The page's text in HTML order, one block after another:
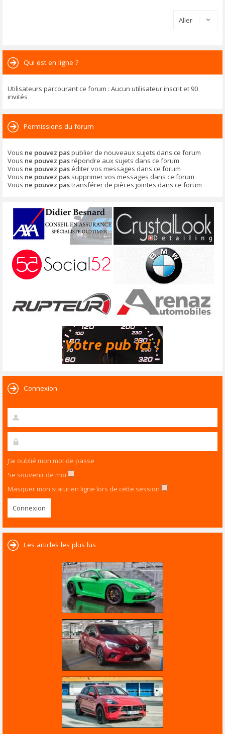
Aller
Qui est en ligne ?
Utilisateurs parcourant ce forum : Aucun utilisateur inscrit et 90
invités
Permissions du forum
Vous ne pouvez paspublier de nouveaux sujets dans ce forum
Vous ne pouvez pasrépondre aux sujets dans ce forum
Vous ne pouvez pas éditer vos messages dans ce forum
Vous ne pouvez pas supprimer vos messages dans ce forum
Vous ne pouvez pastransférer de pièces jointes dans ce forum
Connexion
J’ai oublié mon mot de passe
Se souvenir de moi
Masquer mon statut en ligne lors de cette session
Les articles les plus lus